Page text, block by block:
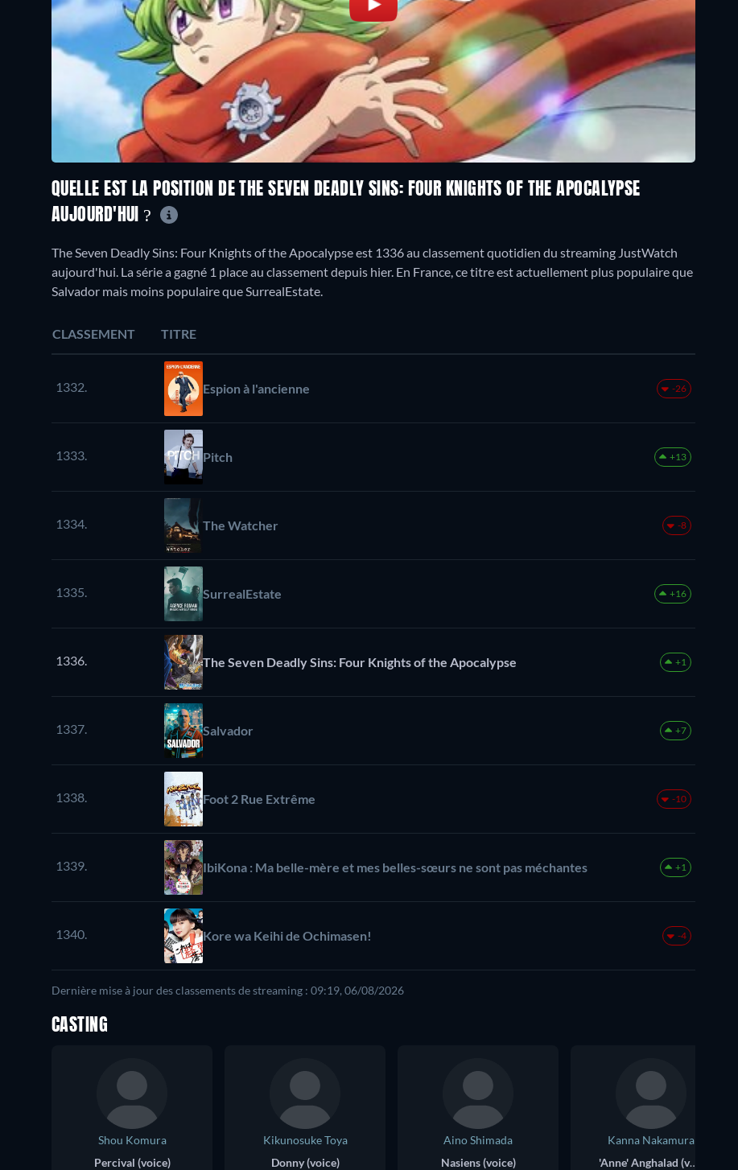
QUELLE EST LA POSITION DE THE SEVEN DEADLY SINS: FOUR KNIGHTS OF THE APOCALYPSE
AUJOURD'HUI ?
The Seven Deadly Sins: Four Knights of the Apocalypse est 1336 au classement quotidien du streaming JustWatch
aujourd'hui. La série a gagné 1 place au classement depuis hier. En France, ce titre est actuellement plus populaire que
Salvador mais moins populaire que SurrealEstate.
CLASSEMENT TITRE
1332. Espion à l'ancienne -26
1333. Pitch +13
1334. The Watcher -8
1335. SurrealEstate +16
1336. The Seven Deadly Sins: Four Knights of the Apocalypse +1
1337. Salvador +7
1338. Foot 2 Rue Extrême -10
1339. IbiKona : Ma belle-mère et mes belles-sœurs ne sont pas méchantes +1
1340. Kore wa Keihi de Ochimasen! -4
Dernière mise à jour des classements de streaming : 09:19, 06/08/2026
CASTING
Shou Komura
Percival (voice)
Kikunosuke Toya
Donny (voice)
Aino Shimada
Nasiens (voice)
Kanna Nakamura
'Anne' Anghalad (voice)